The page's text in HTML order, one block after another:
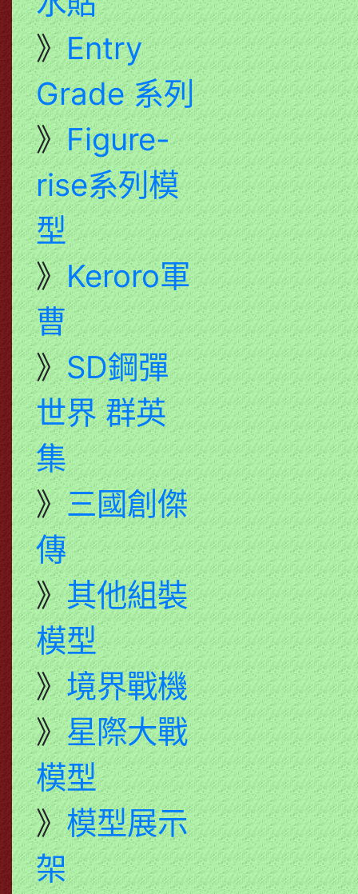
》Entry
Grade 系列
》Figure-
rise系列模
型
》Keroro軍
曹
》SD鋼彈
世界 群英
集
》三國創傑
傳
》其他組裝
模型
》境界戰機
》星際大戰
模型
》模型展示
架